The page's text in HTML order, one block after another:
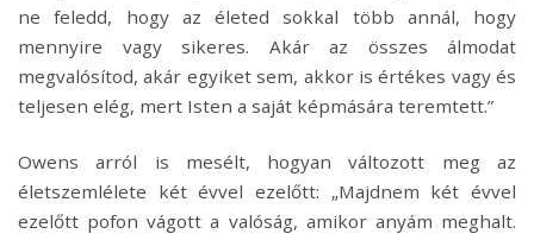
ne feledd, hogy az életed sokkal több annál, hogy
mennyire vagy sikeres. Akár az összes álmodat
megvalósítod, akár egyiket sem, akkor is értékes vagy és
teljesen elég, mert Isten a saját képmására teremtett.”
Owens arról is mesélt, hogyan változott meg az
életszemlélete két évvel ezelőtt: „Majdnem két évvel
ezelőtt pofon vágott a valóság, amikor anyám meghalt.